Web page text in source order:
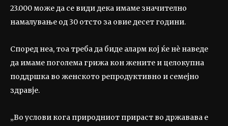
23.000 може да се види дека имаме значително
намалување од 30 отсто за овие десет години.
Според неа, тоа треба да биде аларм кој ќе нѐ наведе
да имаме поголема грижа кон жените и целокупна
поддршка во женското репродуктивно и семејно
здравје.
„Во услови кога природниот прираст во државава е